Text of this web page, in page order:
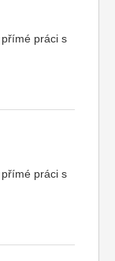
práci s
práci s